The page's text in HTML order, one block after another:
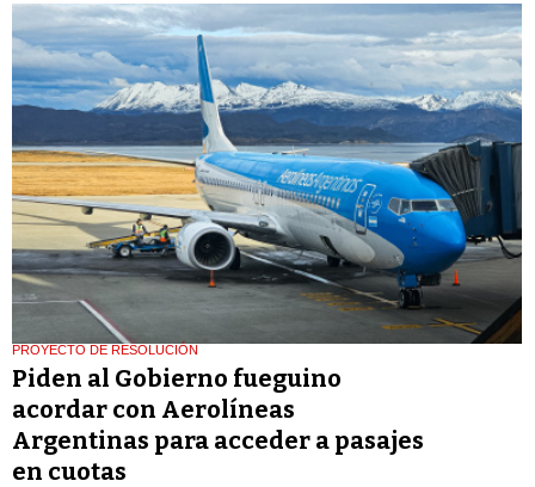
PROYECTO DE RESOLUCIÓN
Piden al Gobierno fueguino
acordar con Aerolíneas
Argentinas para acceder a pasajes
en cuotas